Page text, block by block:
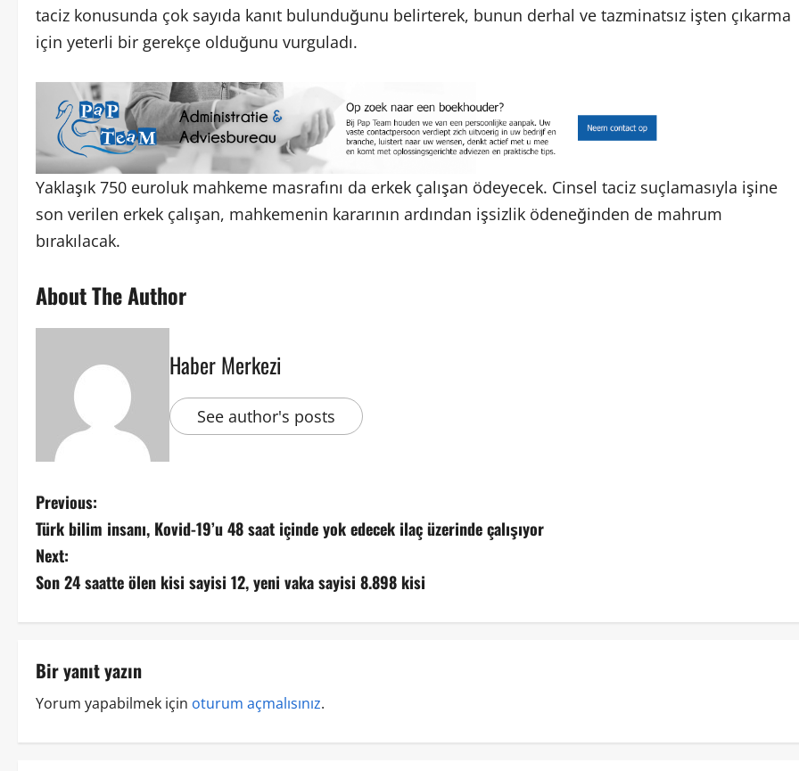
taciz konusunda çok sayıda kanıt bulunduğunu belirterek, bunun derhal ve tazminatsız işten çıkarma
için yeterli bir gerekçe olduğunu vurguladı.
Yaklaşık 750 euroluk mahkeme masrafını da erkek çalışan ödeyecek. Cinsel taciz suçlamasıyla işine
son verilen erkek çalışan, mahkemenin kararının ardından işsizlik ödeneğinden de mahrum
bırakılacak.
About The Author
Haber Merkezi
See author's posts
Previous:
Türk bilim insanı, Kovid-19’u 48 saat içinde yok edecek ilaç üzerinde çalışıyor
Next:
Son 24 saatte ölen kisi sayisi 12, yeni vaka sayisi 8.898 kisi
Bir yanıt yazın
Yorum yapabilmek için oturum açmalısınız.